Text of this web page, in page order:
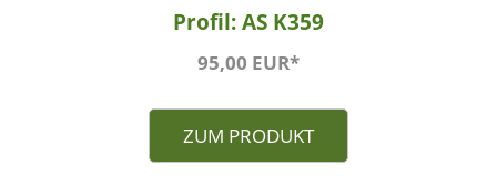
Profil: AS K359
95,00 EUR*
ZUM PRODUKT